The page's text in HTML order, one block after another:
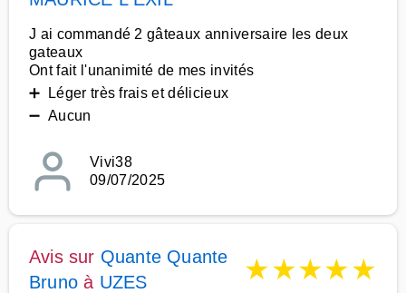
J ai commandé 2 gâteaux anniversaire les deux
gateaux
Ont fait l'unanimité de mes invités
➕ Léger très frais et délicieux
➖ Aucun
Vivi38
09/07/2025
Avis sur Quante Quante
Bruno à UZES ★★★★★